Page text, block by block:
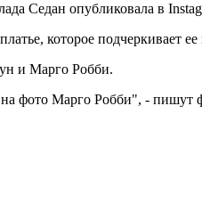
Седан опубликовала в
которое подчеркивает
и Марго Робби.
фото Марго Робби", - пишут